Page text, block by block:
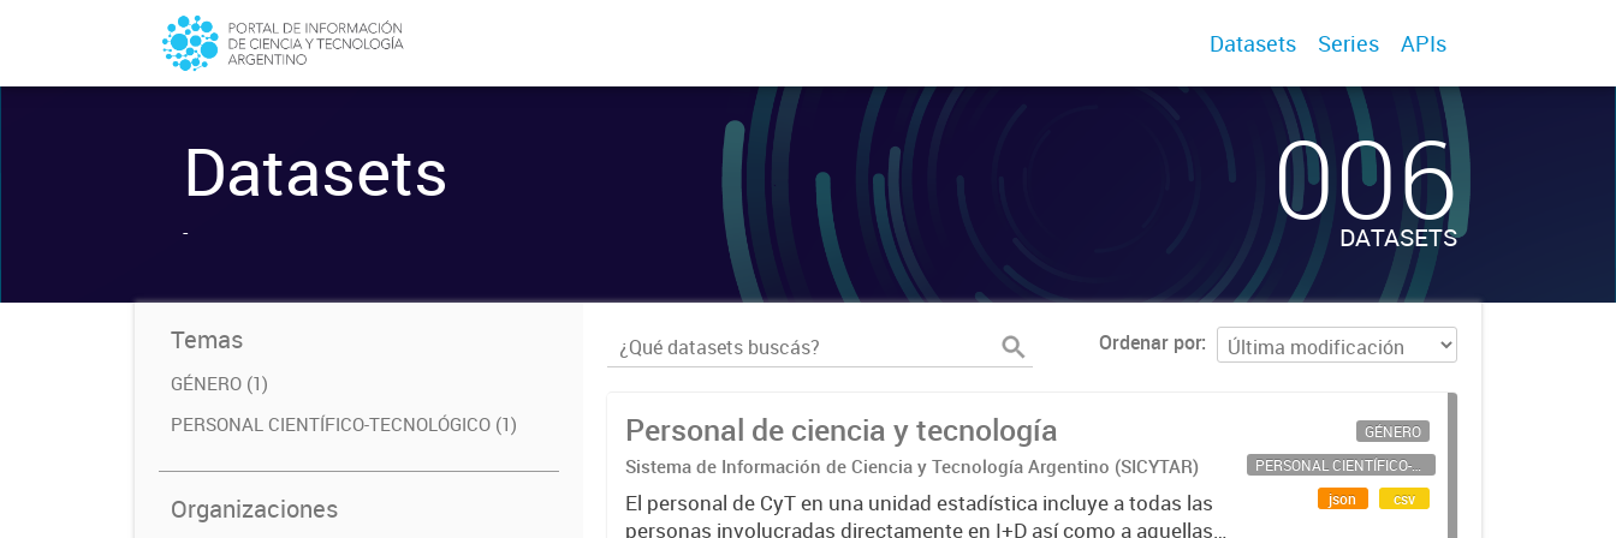
Datasets Series APIs
Datasets
- 006
DATASETS
Temas
GÉNERO (1)
PERSONAL CIENTÍFICO-TECNOLÓGICO (1)
Organizaciones
Ordenar por
Personal de ciencia y tecnología
Sistema de Información de Ciencia y Tecnología Argentino (SICYTAR)
El personal de CyT en una unidad estadística incluye a todas las
personas involucradas directamente en I+D así como a aquellas
GÉNERO
PERSONAL CIENTÍFICO-TECNOLÓGICO
json
csv